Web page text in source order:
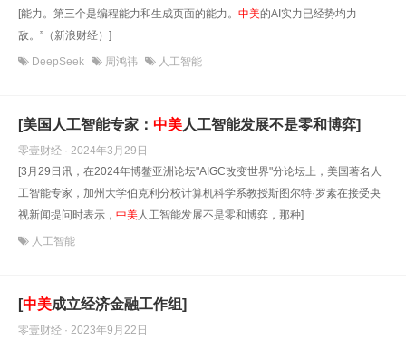
[能力。第三个是编程能力和生成页面的能力。 中美的AI实力已经势均力
敌。”（新浪财经）]
DeepSeek 周鸿祎 人工智能
[美国人工智能专家： 中美人工智能发展不是零和博弈]
零壹财经 · 2024年3月29日
[3月29日讯，在2024年博鳌亚洲论坛"AIGC改变世界"分论坛上，美国著名人
工智能专家，加州大学伯克利分校计算机科学系教授斯图尔特·罗素在接受央
视新闻提问时表示， 中美人工智能发展不是零和博弈，那种]
人工智能
[中美成立经济金融工作组]
零壹财经 · 2023年9月22日